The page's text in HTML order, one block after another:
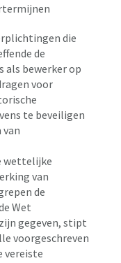
die
de
als bewerker op
voor
te beveiligen
wettelijke
van
de
Wet
gegeven, stipt
voorgeschreven
vereiste